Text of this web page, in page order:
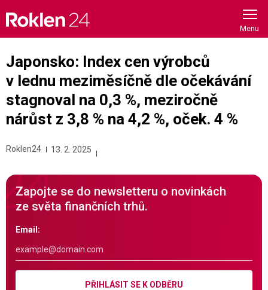
content
Japonsko: Index cen výrobců
v lednu meziměsíčně dle očekávání
stagnoval na 0,3 %, meziročně
nárůst z 3,8 % na 4,2 %, oček. 4 %
Roklen24 13. 2. 2025
Zapojte se do newsletteru o novinkách
ze světa finančních trhů.
Email:
PŘIHLÁSIT SE K ODBĚRU